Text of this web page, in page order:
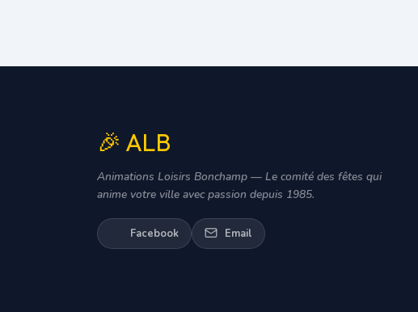
🎉 ALB
Animations Loisirs Bonchamp — Le comité des fêtes qui
anime votre ville avec passion depuis 1985.
Facebook Email